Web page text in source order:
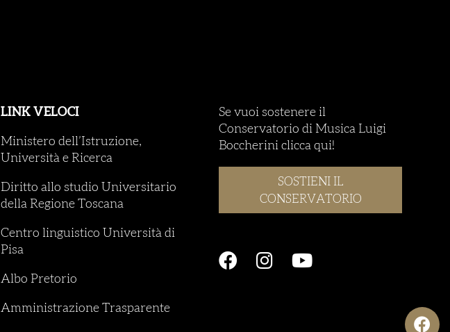
LINK VELOCI
Ministero dell’Istruzione,
Università e Ricerca
Diritto allo studio Universitario
della Regione Toscana
Centro linguistico Università di
Pisa
Albo Pretorio
Amministrazione Trasparente
Se vuoi sostenere il
Conservatorio di Musica Luigi
Boccherini clicca qui!
SOSTIENI IL
CONSERVATORIO